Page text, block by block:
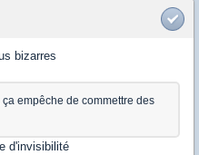
bizarres
empêche de commettre des
d'invisibilité